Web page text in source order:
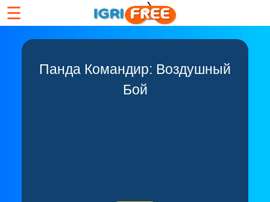
☰
Панда Командир: Воздушный
Бой